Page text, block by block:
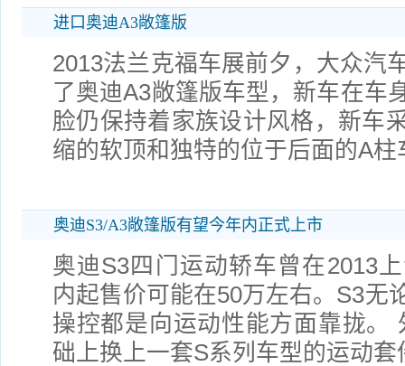
进口奥迪A3敞篷版
2013法兰克福车展前夕，大众汽
了奥迪A3敞篷版车型，新车在车
脸仍保持着家族设计风格，新车
缩的软顶和独特的位于后面的A柱
奥迪S3/A3敞篷版有望今年内正式上市
奥迪S3四门运动轿车曾在2013
内起售价可能在50万左右。S3无
操控都是向运动性能方面靠拢。
础上换上一套S系列车型的运动套